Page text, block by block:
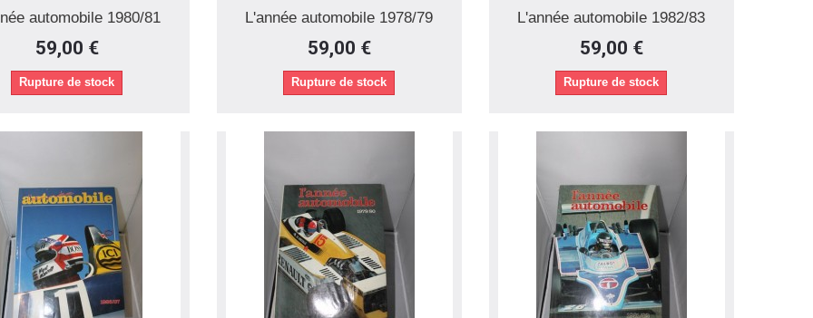
automobile 1980/81
59,00 €
Rupture de stock
L'année automobile 1978/79
59,00 €
Rupture de stock
L'année automobile 1982/83
59,00 €
Rupture de stock